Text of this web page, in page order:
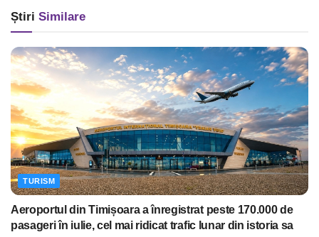
Știri Similare
TURISM
Aeroportul din Timișoara a înregistrat peste 170.000 de
pasageri în iulie, cel mai ridicat trafic lunar din istoria sa